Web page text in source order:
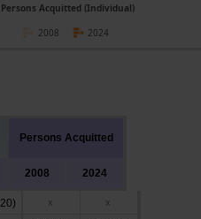
Persons Acquitted (Individual)
2024
2008
Persons Acquitted
2008 2024
x x